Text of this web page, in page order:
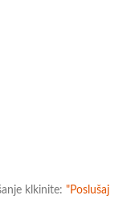
klkinite: "Poslušaj